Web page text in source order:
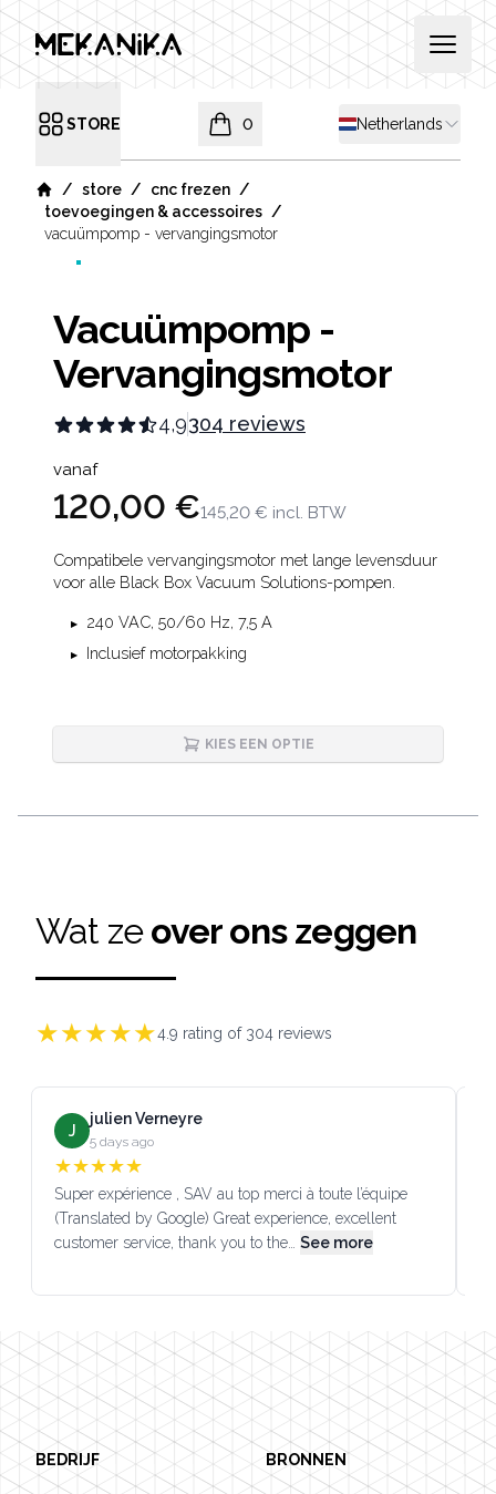
MEKANIKA Open
Open menu
STORE Shipping country
Netherlands
0
items in cart, view bag
Home
/ store / cnc frezen /
toevoegingen & accessoires /
vacuümpomp - vervangingsmotor
Vacuümpomp -
Vervangingsmotor
4,9304 reviews
Product information
vanaf
120,00 €145,20 € incl. BTW
Description
Compatibele vervangingsmotor met lange levensduur
voor alle Black Box Vacuum Solutions-pompen.
240 VAC, 50/60 Hz, 7,5 A
Inclusief motorpakking
KIES EEN OPTIE
Wat zeover ons zeggen
★★★★★4.9 rating of 304 reviews
J
julien Verneyre
5 days ago
★★★★★
Super expérience , SAV au top merci à toute l’équipe
(Translated by Google) Great experience, excellent
customer service, thank you to the…
See more
Footer
BEDRIJF BRONNEN